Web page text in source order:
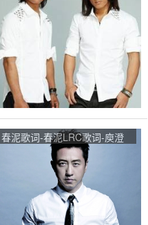
春泥歌词-春泥LRC歌词-庾澄